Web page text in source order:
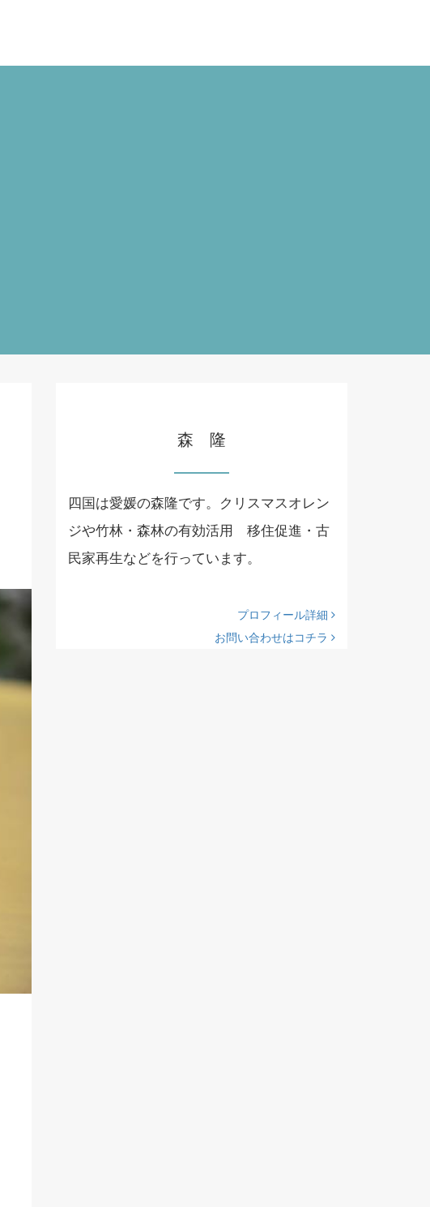
森 隆
四国は愛媛の森隆です。クリスマスオレン
ジや竹林・森林の有効活用 移住促進・古
民家再生などを行っています。
プロフィール詳細
お問い合わせはコチラ